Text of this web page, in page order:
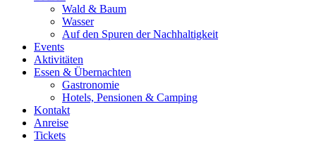
Wald & Baum
Wasser
Auf den Spuren der Nachhaltigkeit
Events
Aktivitäten
Essen & Übernachten
Gastronomie
Hotels, Pensionen & Camping
Kontakt
Anreise
Tickets